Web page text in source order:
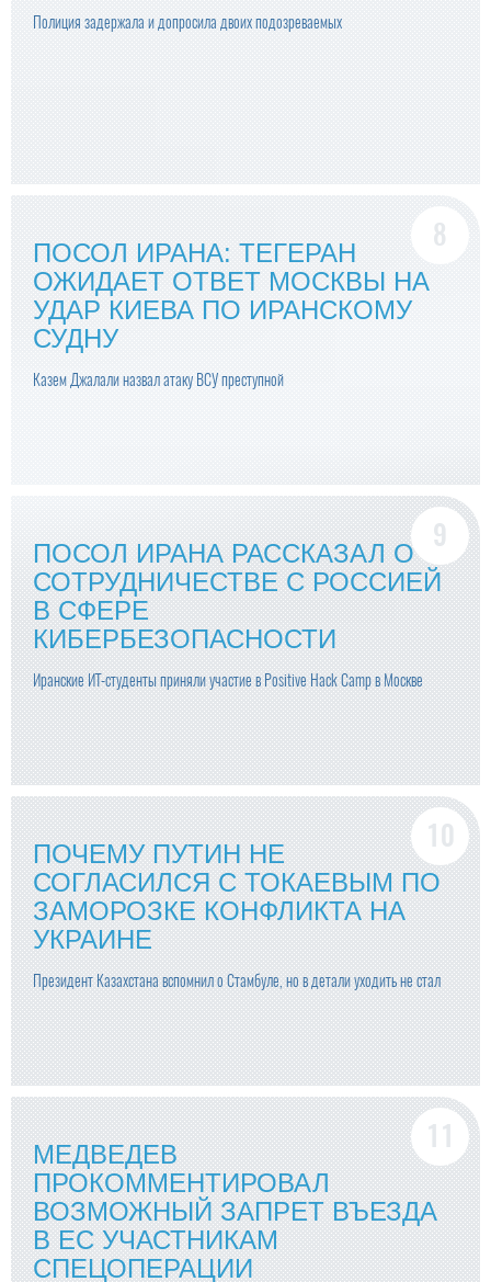
Полиция задержала и допросила двоих подозреваемых
ПОСОЛ ИРАНА: ТЕГЕРАН
ОЖИДАЕТ ОТВЕТ МОСКВЫ НА
УДАР КИЕВА ПО ИРАНСКОМУ
СУДНУ
Казем Джалали назвал атаку ВСУ преступной
ПОСОЛ ИРАНА РАССКАЗАЛ О
СОТРУДНИЧЕСТВЕ С РОССИЕЙ
В СФЕРЕ
КИБЕРБЕЗОПАСНОСТИ
Иранские ИТ-студенты приняли участие в Positive Hack Camp в Москве
ПОЧЕМУ ПУТИН НЕ
СОГЛАСИЛСЯ С ТОКАЕВЫМ ПО
ЗАМОРОЗКЕ КОНФЛИКТА НА
УКРАИНЕ
Президент Казахстана вспомнил о Стамбуле, но в детали уходить не стал
МЕДВЕДЕВ
ПРОКОММЕНТИРОВАЛ
ВОЗМОЖНЫЙ ЗАПРЕТ ВЪЕЗДА
В ЕС УЧАСТНИКАМ
СПЕЦОПЕРАЦИИ